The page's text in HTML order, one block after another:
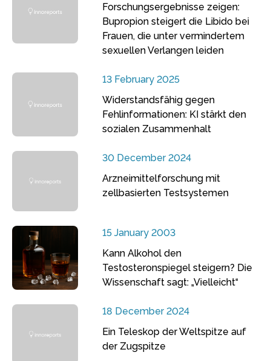
Forschungsergebnisse zeigen:
Bupropion steigert die Libido bei
Frauen, die unter vermindertem
sexuellen Verlangen leiden
13 February 2025
Widerstandsfähig gegen
Fehlinformationen: KI stärkt den
sozialen Zusammenhalt
30 December 2024
Arzneimittelforschung mit
zellbasierten Testsystemen
15 January 2003
Kann Alkohol den
Testosteronspiegel steigern? Die
Wissenschaft sagt: „Vielleicht“
18 December 2024
Ein Teleskop der Weltspitze auf
der Zugspitze